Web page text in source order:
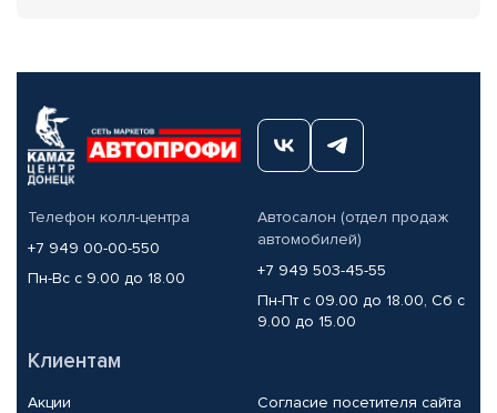
Телефон колл-центра
+7 949 00-00-550
Пн-Вс с 9.00 до 18.00
Автосалон (отдел продаж
автомобилей)
+7 949 503-45-55
Пн-Пт с 09.00 до 18.00, Сб с
9.00 до 15.00
Клиентам
Акции
Согласие посетителя сайта